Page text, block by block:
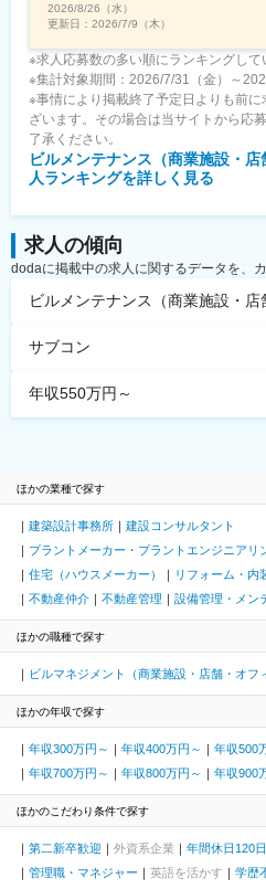
2026/8/26（水）
更新日： 2026/7/9（木）
※求人応募数の多い順にランキングして
※集計対象期間：2026/7/31（金）～
※事情により掲載終了予定日よりも前
ざいます。その場合は当サイトから応
了承ください。
ビルメンテナンス（商業施設・店
人ランキングを詳しく見る
求人の傾向
dodaに掲載中の求人に関するデータを、
ビルメンテナンス（商業施設・店
サブコン
年収550万円～
ほかの業種で探す
建築設計事務所
建設コンサルタント
プラントメーカー・プラントエンジニアリ
住宅（ハウスメーカー）
リフォーム・内
不動産仲介
不動産管理 設備管理・メン
ほかの職種で探す
ビルマネジメント（商業施設・店舗・オフ
ほかの年収で探す
年収300万円～ 年収400万円～ 年収500
年収700万円～
年収800万円～ 年収900
ほかのこだわり条件で探す
第二新卒歓迎 外資系企業 年間休日120
管理職・マネジャー
英語を活かす 学歴